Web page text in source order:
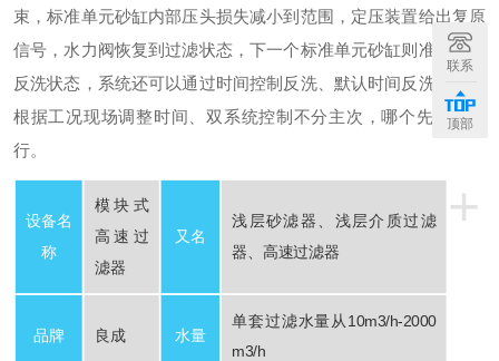
束，标准单元砂缸内部压头损失减小到范围，定压装置给出复原
信号，水力阀恢复到过滤状态，下一个标准单元砂缸则准备进入
反洗状态，系统还可以通过时间控制反洗、默认时间反洗一次，
根据工况现场调整时间、双系统控制不分主次，哪个先到先执
行。
+
设备名
称
模块式
高速过
滤器
又名
浅层砂滤器、浅层介质过滤
器、高速过滤器
品牌 良成 水量
单套过滤水量从10m3/h-2000
m3/h
联系
顶部